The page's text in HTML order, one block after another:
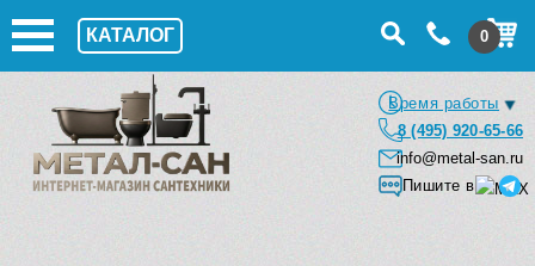
КАТАЛОГ 0
Время работы
8 (495) 920-65-66
info@metal-san.ru
Пишите в